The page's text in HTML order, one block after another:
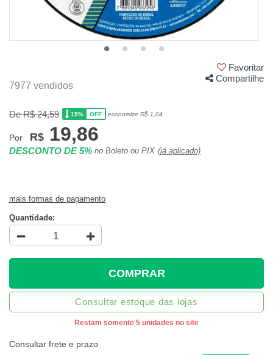
Favoritar
7977 vendidos
Compartilhe
De R$ 24,59 15% OFF economize R$ 1,04
Por R$ 19,86
DESCONTO DE 5% no Boleto ou PIX (já aplicado)
mais formas de pagamento
Quantidade:
COMPRAR
Consultar estoque das lojas
Restam somente 5 unidades no site
Consultar frete e prazo